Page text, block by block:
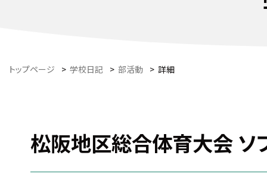
トップページ > 学校日記 > 部活動 > 詳細
松阪地区総合体育大会 ソ